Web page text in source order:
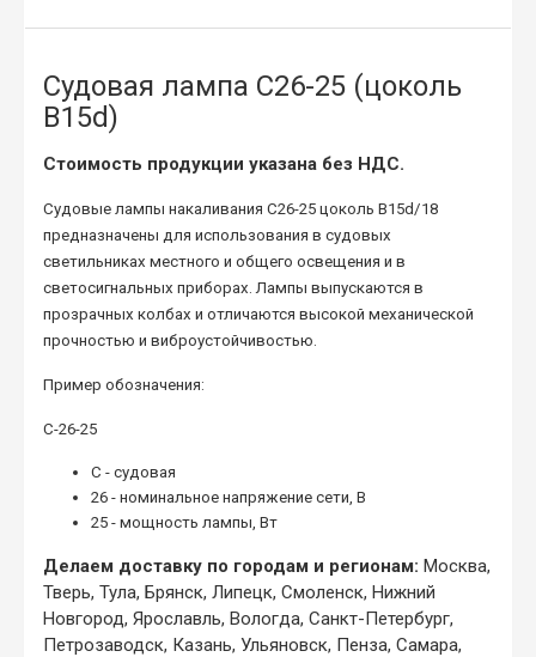
Судовая лампа С26-25 (цоколь
B15d)
Стоимость продукции указана без НДС.
Судовые лампы накаливания С26-25 цоколь B15d/18
предназначены для использования в судовых
светильниках местного и общего освещения и в
светосигнальных приборах. Лампы выпускаются в
прозрачных колбах и отличаются высокой механической
прочностью и виброустойчивостью.
Пример обозначения:
С-26-25
С - судовая
26 - номинальное напряжение сети, В
25 - мощность лампы, Вт
Делаем доставку по городам и регионам: Москва,
Тверь, Тула, Брянск, Липецк, Смоленск, Нижний
Новгород, Ярославль, Вологда, Санкт-Петербург,
Петрозаводск, Казань, Ульяновск, Пенза, Самара,